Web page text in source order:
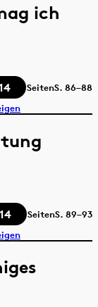
ich
SeitenS. 86–88
SeitenS. 89–93